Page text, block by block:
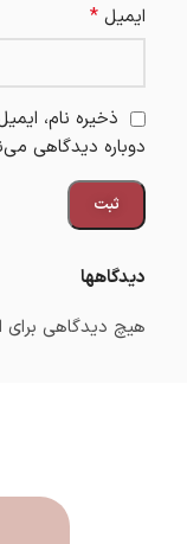
دیدگاهها
هیچ دیدگاهی
ایمیل *
ذخیره نام،
دوباره دیدگاهی